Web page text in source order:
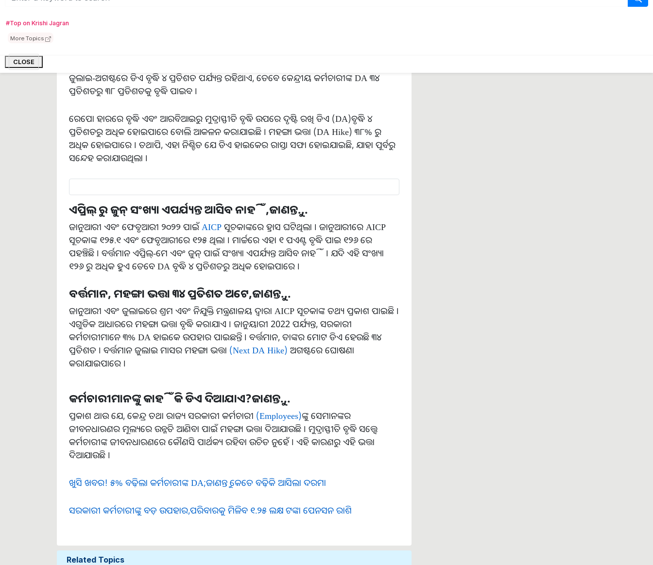
#Top on Krishi Jagran
More Topics
CLOSE
ଜୁଲାଇ-ଅଗଷ୍ଟରେ ଡିଏ ବୃଦ୍ଧି ୪ ପ୍ରତିଶତ ପର୍ଯ୍ୟନ୍ତ ରହିଥାଏ, ତେବେ କେନ୍ଦ୍ରୀୟ କର୍ମଚାରୀଙ୍କ DA ୩୪
ପ୍ରତିଶତରୁ ୩୮ ପ୍ରତିଶତକୁ ବୃଦ୍ଧି ପାଇବ ।
ରେପୋ ହାରରେ ବୃଦ୍ଧି ଏବଂ ଆରବିଆଇରୁ ମୁଦ୍ରାସ୍ଫୀତି ବୃଦ୍ଧି ଉପରେ ଦୃଷ୍ଟି ରଖି ଡିଏ (DA)ବୃଦ୍ଧି ୪
ପ୍ରତିଶତରୁ ଅଧିକ ହୋଇପାରେ ବୋଲି ଆକଳନ କରାଯାଇଛି । ମହଙ୍ଗା ଭତ୍ତା (DA Hike) ୩୮% ରୁ
ଅଧିକ ହୋଇପାରେ । ତଥାପି, ଏହା ନିଶ୍ଚିତ ଯେ ଡିଏ ହାଇକେର ରାସ୍ତା ସଫା ହୋଇଯାଇଛି, ଯାହା ପୂର୍ବରୁ
ସନ୍ଦେହ କରାଯାଉଥିଲା ।
ଏପ୍ରିଲ୍ ରୁ ଜୁନ୍ ସଂଖ୍ୟା ଏପର୍ଯ୍ୟନ୍ତ ଆସିବ ନାହିଁ,ଜାଣନ୍ତୁ...
ଜାନୁଆରୀ ଏବଂ ଫେବୃଆରୀ ୨୦୨୨ ପାଇଁ AICP ସୂଚକାଙ୍କରେ ହ୍ରାସ ଘଟିଥିଲା । ଜାନୁଆରୀରେ AICP
ସୂଚକାଙ୍କ ୧୨୫.୧ ଏବଂ ଫେବୃଆରୀରେ ୧୨୫ ଥିଲା । ମାର୍ଚ୍ଚରେ ଏହା ୧ ପଏଣ୍ଟ ବୃଦ୍ଧି ପାଇ ୧୨୬ ରେ
ପହଞ୍ଚିଛି । ବର୍ତ୍ତମାନ ଏପ୍ରିଲ୍-ମେ ଏବଂ ଜୁନ୍ ପାଇଁ ସଂଖ୍ୟା ଏପର୍ଯ୍ୟନ୍ତ ଆସିବ ନାହିଁ । ଯଦି ଏହି ସଂଖ୍ୟା
୧୨୬ ରୁ ଅଧିକ ହୁଏ ତେବେ DA ବୃଦ୍ଧି ୪ ପ୍ରତିଶତରୁ ଅଧିକ ହୋଇପାରେ ।
ବର୍ତ୍ତମାନ, ମହଙ୍ଗା ଭତ୍ତା ୩୪ ପ୍ରତିଶତ ଅଟେ,ଜାଣନ୍ତୁ...
ଜାନୁଆରୀ ଏବଂ ଜୁଲାଇରେ ଶ୍ରମ ଏବଂ ନିଯୁକ୍ତି ମନ୍ତ୍ରଣାଳୟ ଦ୍ୱାରା AICP ସୂଚକାଙ୍କ ତଥ୍ୟ ପ୍ରକାଶ ପାଇଛି ।
ଏଗୁଡିକ ଆଧାରରେ ମହଙ୍ଗା ଭତ୍ତା ବୃଦ୍ଧି କରାଯାଏ । ଜାନୁୟାରୀ 2022 ପର୍ଯ୍ୟନ୍ତ, ସରକାରୀ
କର୍ମଚାରୀମାନେ ୩% DA ହାଇକେ ଉପହାର ପାଇଛନ୍ତି । ବର୍ତ୍ତମାନ, ତାଙ୍କର ମୋଟ ଡିଏ ହେଉଛି ୩୪
ପ୍ରତିଶତ । ବର୍ତ୍ତମାନ ଜୁଲାଇ ମାସର ମହଙ୍ଗା ଭତ୍ତା (Next DA Hike) ଅଗଷ୍ଟରେ ଘୋଷଣା
କରାଯାଇପାରେ ।
କର୍ମଚାରୀମାନଙ୍କୁ କାହିଁକି ଡିଏ ଦିଆଯାଏ?ଜାଣନ୍ତୁ...
ପ୍ରକାଶ ଥାଉ ଯେ, କେନ୍ଦ୍ର ତଥା ରାଜ୍ୟ ସରକାରୀ କର୍ମଚାରୀ (Employees)ଙ୍କୁ ସେମାନଙ୍କର
ଜୀବନଧାରଣର ମୂଲ୍ୟରେ ଉନ୍ନତି ଆଣିବା ପାଇଁ ମହଙ୍ଗା ଭତ୍ତା ଦିଆଯାଉଛି । ମୁଦ୍ରାସ୍ଫୀତି ବୃଦ୍ଧି ସତ୍ତ୍ୱେ
କର୍ମଚାରୀଙ୍କ ଜୀବନଧାରଣରେ କୌଣସି ପାର୍ଥକ୍ୟ ରହିବା ଉଚିତ ନୁହେଁ । ଏହି କାରଣରୁ ଏହି ଭତ୍ତା
ଦିଆଯାଉଛି ।
ଖୁସି ଖବର! ୫% ବଢ଼ିଲା କର୍ମଚାରୀଙ୍କ DA;ଜାଣନ୍ତୁ କେତେ ବଢ଼ିକି ଆସିଲା ଦରମା
ସରକାରୀ କର୍ମଚାରୀଙ୍କୁ ବଡ଼ ଉପହାର,ପରିବାରକୁ ମିଳିବ ୧.୨୫ ଲକ୍ଷ ଟଙ୍କା ପେନସନ ରାଶି
Related Topics